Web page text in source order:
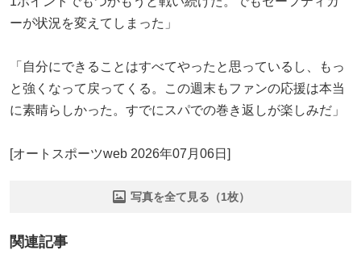
ーが状況を変えてしまった」
「自分にできることはすべてやったと思っているし、もっ
と強くなって戻ってくる。この週末もファンの応援は本当
に素晴らしかった。すでにスパでの巻き返しが楽しみだ」
[オートスポーツweb 2026年07月06日]
写真を全て見る（1枚）
関連記事